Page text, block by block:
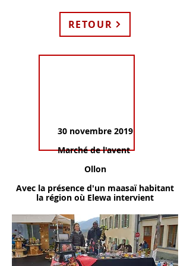
RETOUR
30 novembre 2019
Marché de l'avent
Ollon
Avec la présence d'un maasaï habitant
la région où Elewa intervient